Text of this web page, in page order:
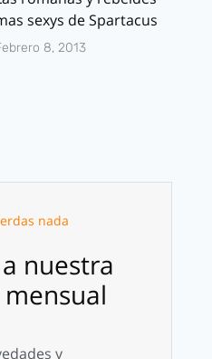
sexys de Spartacus
8, 2013
nada
nuestra
y